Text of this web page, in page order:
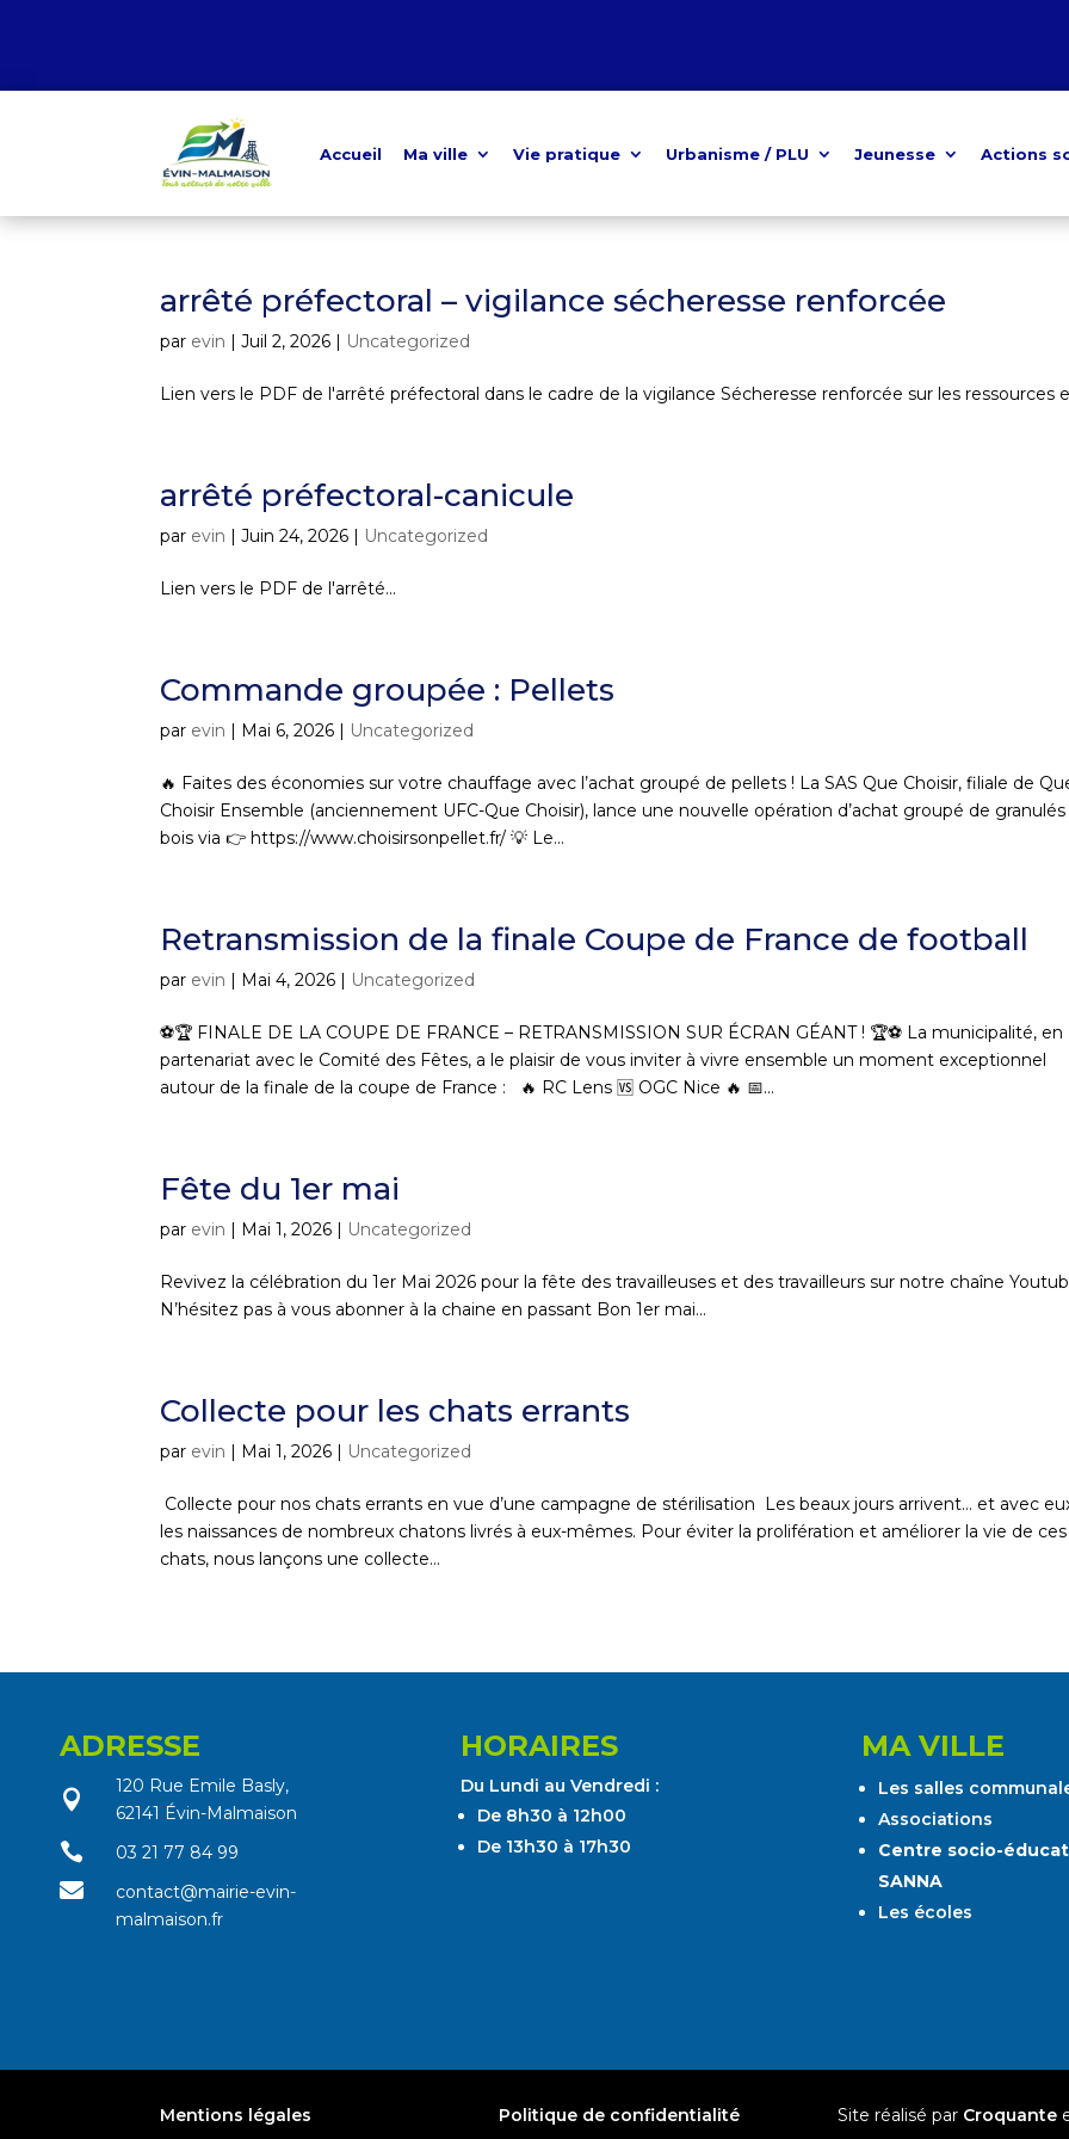
Accueil Ma ville Vie pratique Urbanisme / PLU Jeunesse Actions
arrêté préfectoral – vigilance sécheresse renforcée
par evin |Juil 2, 2026 | Uncategorized
Lien vers le PDF de l'arrêté préfectoral dans le cadre de la vigilance Sécheresse renforcée sur les ressources
arrêté préfectoral-canicule
par evin |Juin 24, 2026 | Uncategorized
Lien vers le PDF de l'arrêté...
Commande groupée : Pellets
par evin | Mai 6, 2026 | Uncategorized
🔥 Faites des économies sur votre chauffage avec l’achat groupé de pellets ! La SAS Que Choisir, filiale de
Choisir Ensemble (anciennement UFC-Que Choisir), lance une nouvelle opération d’achat groupé de granulés
bois via 👉 https://www.choisirsonpellet.fr/ 💡 Le...
Retransmission de la finale Coupe de France de football
par evin | Mai 4, 2026 | Uncategorized
⚽🏆 FINALE DE LA COUPE DE FRANCE – RETRANSMISSION SUR ÉCRAN GÉANT ! 🏆⚽ La municipalité, en
partenariat avec le Comité des Fêtes, a le plaisir de vous inviter à vivre ensemble un moment exceptionnel
autour de la finale de la coupe de France : 🔥 RC Lens 🆚 OGC Nice 🔥 📅...
Fête du 1er mai
par evin | Mai 1, 2026 | Uncategorized
Revivez la célébration du 1er Mai 2026 pour la fête des travailleuses et des travailleurs sur notre chaîne
N’hésitez pas à vous abonner à la chaine en passant Bon 1er mai...
Collecte pour les chats errants
par evin | Mai 1, 2026 | Uncategorized
Collecte pour nos chats errants en vue d’une campagne de stérilisation Les beaux jours arrivent… et avec
les naissances de nombreux chatons livrés à eux-mêmes. Pour éviter la prolifération et améliorer la vie de ces
chats, nous lançons une collecte...
ADRESSE

120 Rue Emile Basly,
62141 Évin-Malmaison
 03 21 77 84 99

contact@mairie-evin-
malmaison.fr
HORAIRES
Du Lundi au Vendredi :
De 8h30 à 12h00
De 13h30 à 17h30
MA VILLE
Les salles
Associations
Centre socio-
SANNA
Les écoles
Mentions légales Politique de confidentialité Site réalisé par Croquante